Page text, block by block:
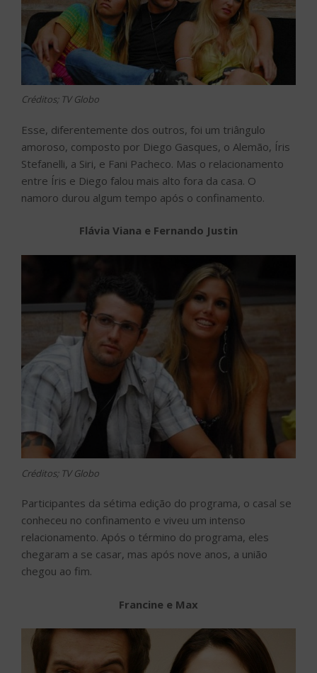
Créditos; TV Globo
Esse, diferentemente dos outros, foi um triângulo
amoroso, composto por Diego Gasques, o Alemão, Íris
Stefanelli, a Siri, e Fani Pacheco. Mas o relacionamento
entre Íris e Diego falou mais alto fora da casa. O
namoro durou algum tempo após o confinamento.
Flávia Viana e Fernando Justin
Créditos; TV Globo
Participantes da sétima edição do programa, o casal se
conheceu no confinamento e viveu um intenso
relacionamento. Após o término do programa, eles
chegaram a se casar, mas após nove anos, a união
chegou ao fim.
Francine e Max